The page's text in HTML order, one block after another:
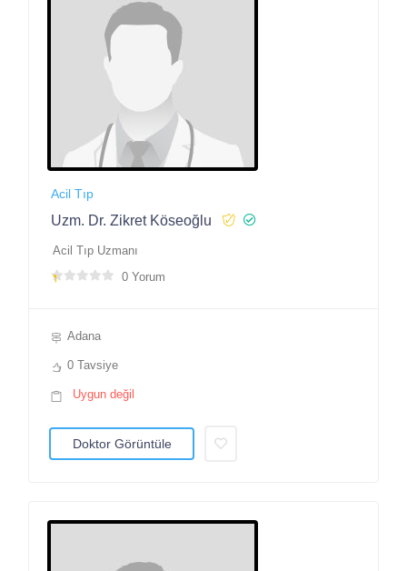
Acil Tıp
Uzm. Dr. Zikret Köseoğlu
Acil Tıp Uzmanı
0 Yorum
Adana
0 Tavsiye
Uygun değil
Doktor Görüntüle